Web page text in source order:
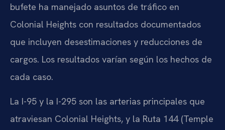
bufete ha manejado asuntos de tráfico en
Colonial Heights con resultados documentados
que incluyen desestimaciones y reducciones de
cargos. Los resultados varían según los hechos de
cada caso.
La I-95 y la I-295 son las arterias principales que
atraviesan Colonial Heights, y la Ruta 144 (Temple